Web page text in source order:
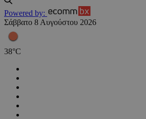
Powered by:
Σάββατο 8 Αυγούστου 2026
38°C